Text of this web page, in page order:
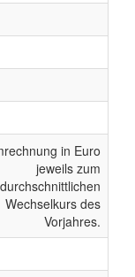
in Euro
jeweils zum
durchschnittlichen
Wechselkurs des
Vorjahres.